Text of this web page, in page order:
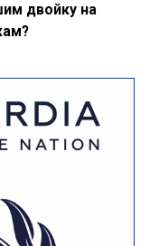
двойку на